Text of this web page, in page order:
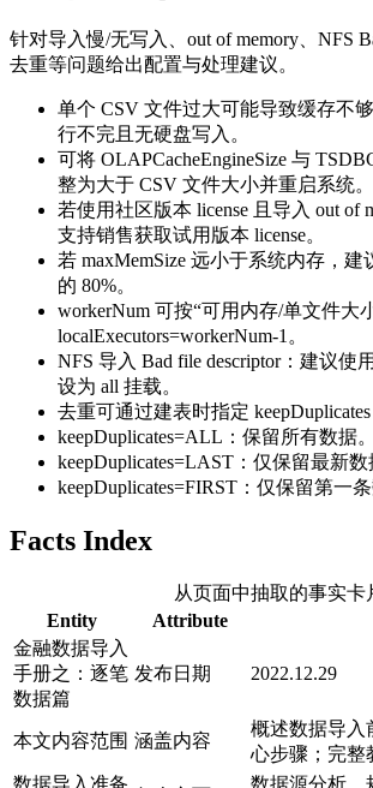
针对导入慢/无写入、out of memory、NFS
去重等问题给出配置与处理建议。
单个 CSV 文件过大可能导致缓存不
行不完且无硬盘写入。
可将 OLAPCacheEngineSize 与
整为大于 CSV 文件大小并重启系统。
若使用社区版本 license 且导入 out of
支持销售获取试用版本 license。
若 maxMemSize 远小于系统内存，
的 80%。
workerNum 可按“可用内存/单文件大
localExecutors=workerNum-1。
NFS 导入 Bad file descriptor：建议使
设为 all 挂载。
去重可通过建表时指定 keepDuplicates
keepDuplicates=ALL：保留所有数据。
keepDuplicates=LAST：仅保留最新数
keepDuplicates=FIRST：仅保留第一条
Facts Index
从页面中抽取的事实卡
Entity
Attribute
金融数据导入
手册之：逐笔
数据篇
发布日期 2022.12.29
本文内容范围 涵盖内容
概述数据导入
心步骤；完整